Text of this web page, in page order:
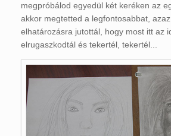
megpróbálod egyedül két keréken az
akkor megtetted a legfontosabbat,
elhatározásra jutottál, hogy most itt az
elrugaszkodtál és tekertél, tekertél...